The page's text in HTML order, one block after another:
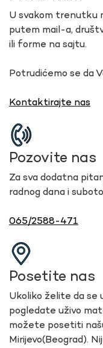
U svakom trenutku
putem mail-a,
ili forme na sajtu.
Potrudićemo se da
Kontaktirajte nas
Pozovite nas
Za sva dodatna
radnog dana i
065/2588-471
Posetite nas
Ukoliko želite da se
pogledate uživo
možete posetiti
Mirijevo(Beograd).